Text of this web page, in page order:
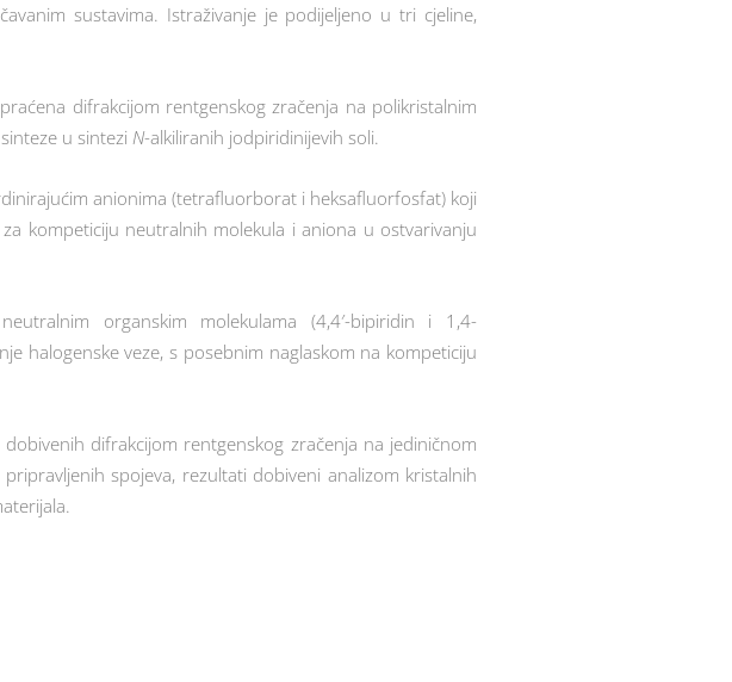
sustavima. Istraživanje je podijeljeno u tri cjeline,
difrakcijom rentgenskog zračenja na polikristalnim
u sintezi N-alkiliranih jodpiridinijevih soli.
anionima (tetrafluorborat i heksafluorfosfat) koji
kompeticiju neutralnih molekula i aniona u ostvarivanju
organskim molekulama (4,4′-bipiridin i 1,4-
halogenske veze, s posebnim naglaskom na kompeticiju
difrakcijom rentgenskog zračenja na jediničnom
spojeva, rezultati dobiveni analizom kristalnih